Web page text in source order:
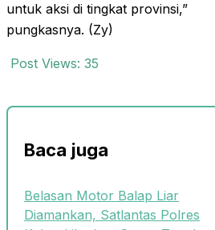
untuk aksi di tingkat provinsi,”
pungkasnya. (Zy)
Post Views: 35
Baca juga
Belasan Motor Balap Liar
Diamankan, Satlantas Polres